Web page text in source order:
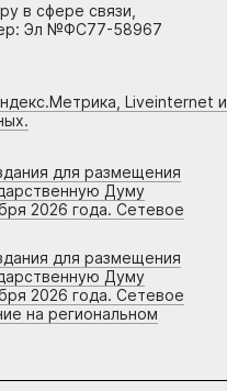
в сфере связи,
Эл №ФС77-58967
Liveinternet и
для размещения
Думу
2026 года. Сетевое
для размещения
Думу
2026 года. Сетевое
на региональном